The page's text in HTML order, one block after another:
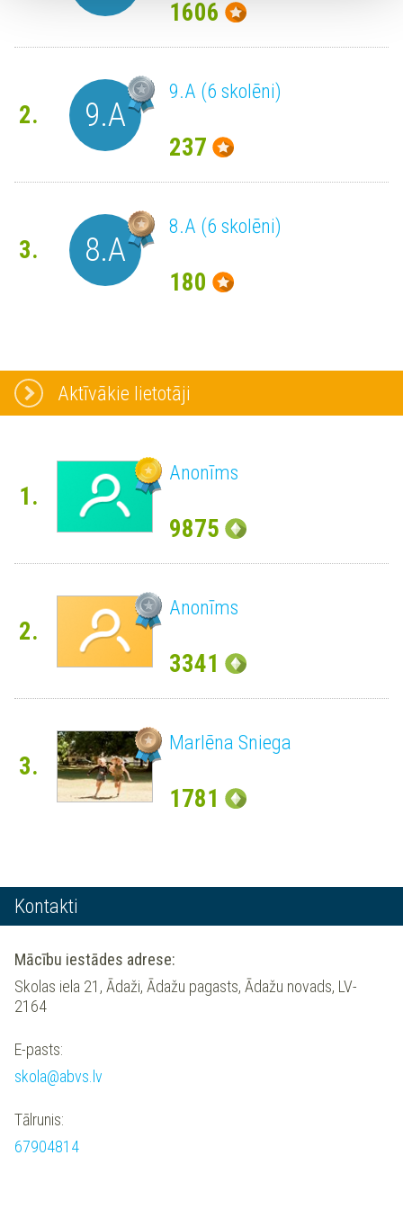
1606
2. 9.A
9.A (6 skolēni)
237
3. 8.A
8.A (6 skolēni)
180
Aktīvākie lietotāji
1.
Anonīms
9875
2.
Anonīms
3341
3.
Marlēna Sniega
1781
Kontakti
Mācību iestādes adrese:
Skolas iela 21, Ādaži, Ādažu pagasts, Ādažu novads, LV-
2164
E-pasts:
skola@abvs.lv
Tālrunis:
67904814